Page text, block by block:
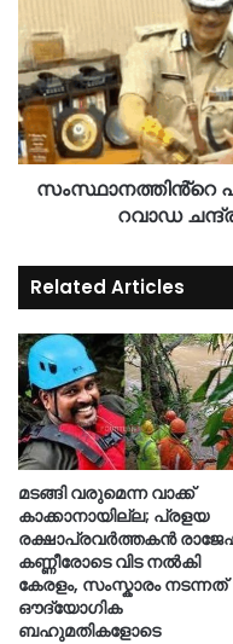
സംസ്ഥാനത്തിൻ്റെ
റവാഡ
Related Articles
മടങ്ങി വരുമെന്ന വാക്ക്
കാക്കാനായില്ല; പ്രളയ
രക്ഷാപ്രവർത്തകൻ
കണ്ണീരോടെ വിട നൽകി
കേരളം, സംസ്കാരം നടന്നത്
ഔദ്യോ​ഗിക
ബഹുമതികളോടെ